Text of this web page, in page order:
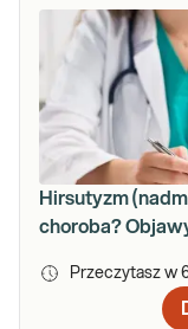
Hirsutyzm
choroba?
Przeczytasz w